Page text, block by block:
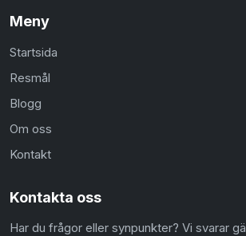
Meny
Startsida
Resmål
Blogg
Om oss
Kontakt
Kontakta oss
Har du frågor eller synpunkter? Vi svarar